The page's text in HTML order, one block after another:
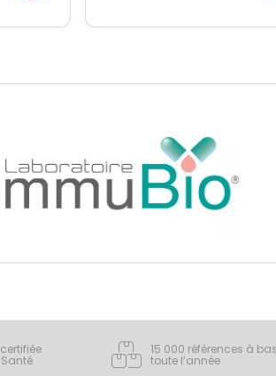
15 000 références à
toute l’année